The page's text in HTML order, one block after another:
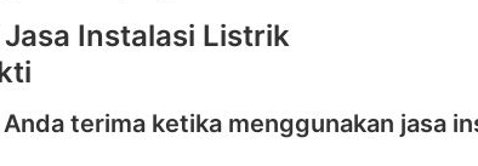
Instalasi Listrik
terima ketika menggunakan jasa